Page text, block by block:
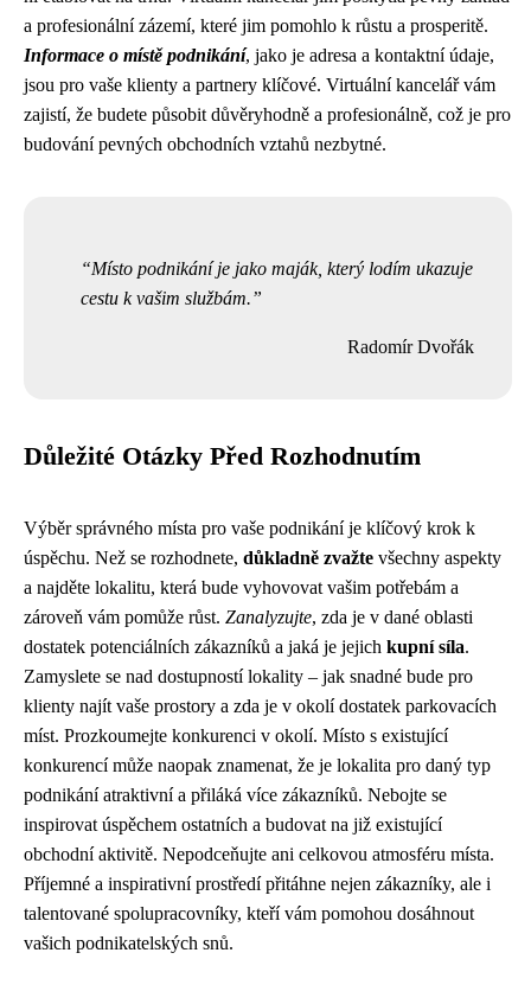
a profesionální zázemí, které jim pomohlo k růstu a prosperitě.
Informace o místě podnikání, jako je adresa a kontaktní údaje,
jsou pro vaše klienty a partnery klíčové. Virtuální kancelář vám
zajistí, že budete působit důvěryhodně a profesionálně, což je pro
budování pevných obchodních vztahů nezbytné.
Místo podnikání je jako maják, který lodím ukazuje
cestu k vašim službám.
Radomír Dvořák
Důležité Otázky Před Rozhodnutím
Výběr správného místa pro vaše podnikání je klíčový krok k
úspěchu. Než se rozhodnete, důkladně zvažte všechny aspekty
a najděte lokalitu, která bude vyhovovat vašim potřebám a
zároveň vám pomůže růst. Zanalyzujte, zda je v dané oblasti
dostatek potenciálních zákazníků a jaká je jejich kupní síla.
Zamyslete se nad dostupností lokality – jak snadné bude pro
klienty najít vaše prostory a zda je v okolí dostatek parkovacích
míst. Prozkoumejte konkurenci v okolí. Místo s existující
konkurencí může naopak znamenat, že je lokalita pro daný typ
podnikání atraktivní a přiláká více zákazníků. Nebojte se
inspirovat úspěchem ostatních a budovat na již existující
obchodní aktivitě. Nepodceňujte ani celkovou atmosféru místa.
Příjemné a inspirativní prostředí přitáhne nejen zákazníky, ale i
talentované spolupracovníky, kteří vám pomohou dosáhnout
vašich podnikatelských snů.